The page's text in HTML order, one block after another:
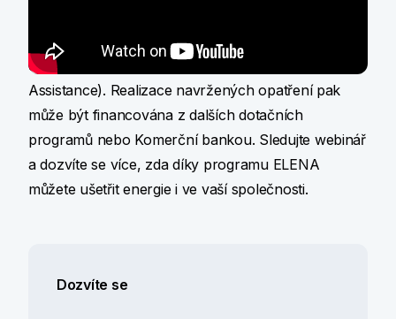
technologií. Cena za poradenství je z 90 % pokryta
dotací z programu ELENA (European Local ENergy
Assistance). Realizace navržených opatření pak
může být financována z dalších dotačních
programů nebo Komerční bankou. Sledujte webinář
a dozvíte se více, zda díky programu ELENA
můžete ušetřit energie i ve vaší společnosti.
Dozvíte se